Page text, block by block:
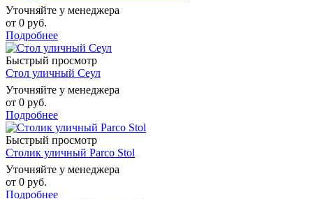
Уточняйте у менеджера
от 0 руб.
Подробнее
Быстрый просмотр
Стол уличный Сеул
Уточняйте у менеджера
от 0 руб.
Подробнее
Быстрый просмотр
Столик уличный Parco Stol
Уточняйте у менеджера
от 0 руб.
Подробнее